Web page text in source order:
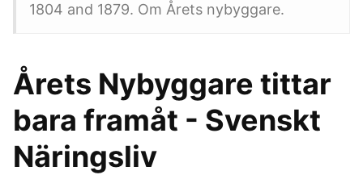
1804 and 1879. Om Årets nybyggare.
Årets Nybyggare tittar
bara framåt - Svenskt
Näringsliv